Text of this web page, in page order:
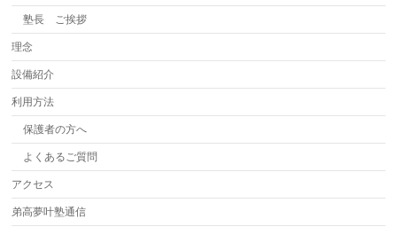
塾長 ご挨拶
理念
設備紹介
利用方法
保護者の方へ
よくあるご質問
アクセス
弟高夢叶塾通信